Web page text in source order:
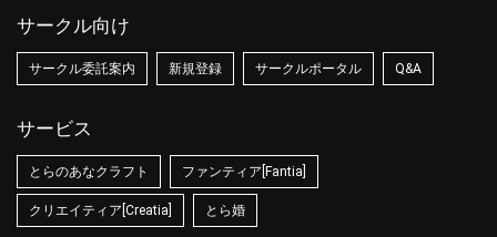
サークル向け
サークル委託案内 新規登録 サークルポータル Q&A
サービス
とらのあなクラフト ファンティア[Fantia]
クリエイティア[Creatia] とら婚